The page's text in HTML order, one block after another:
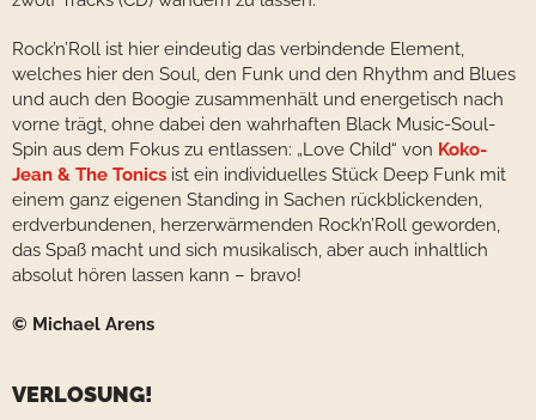
Rock’n’Roll ist hier eindeutig das verbindende Element,
welches hier den Soul, den Funk und den Rhythm and Blues
und auch den Boogie zusammenhält und energetisch nach
vorne trägt, ohne dabei den wahrhaften Black Music-Soul-
Spin aus dem Fokus zu entlassen: „Love Child“ von Koko-
Jean & The Tonics ist ein individuelles Stück Deep Funk mit
einem ganz eigenen Standing in Sachen rückblickenden,
erdverbundenen, herzerwärmenden Rock’n’Roll geworden,
das Spaß macht und sich musikalisch, aber auch inhaltlich
absolut hören lassen kann – bravo!
© Michael Arens
VERLOSUNG!